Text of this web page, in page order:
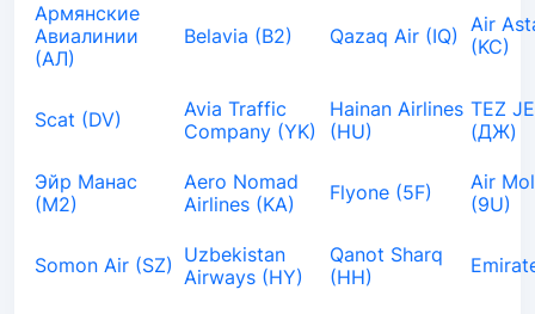
Армянские
Авиалинии
(АЛ)
Belavia (B2) Qazaq Air (IQ) Air
(KC)
Scat (DV)
Avia Traffic
Company (YK)
Hainan Airlines
(HU)
TEZ
(ДЖ)
Эйр Манас
(М2)
Aero Nomad
Airlines (KA)
Flyone (5F)
Air
(9U)
Somon Air (SZ) Uzbekistan
Airways (HY)
Qanot Sharq
(HH)